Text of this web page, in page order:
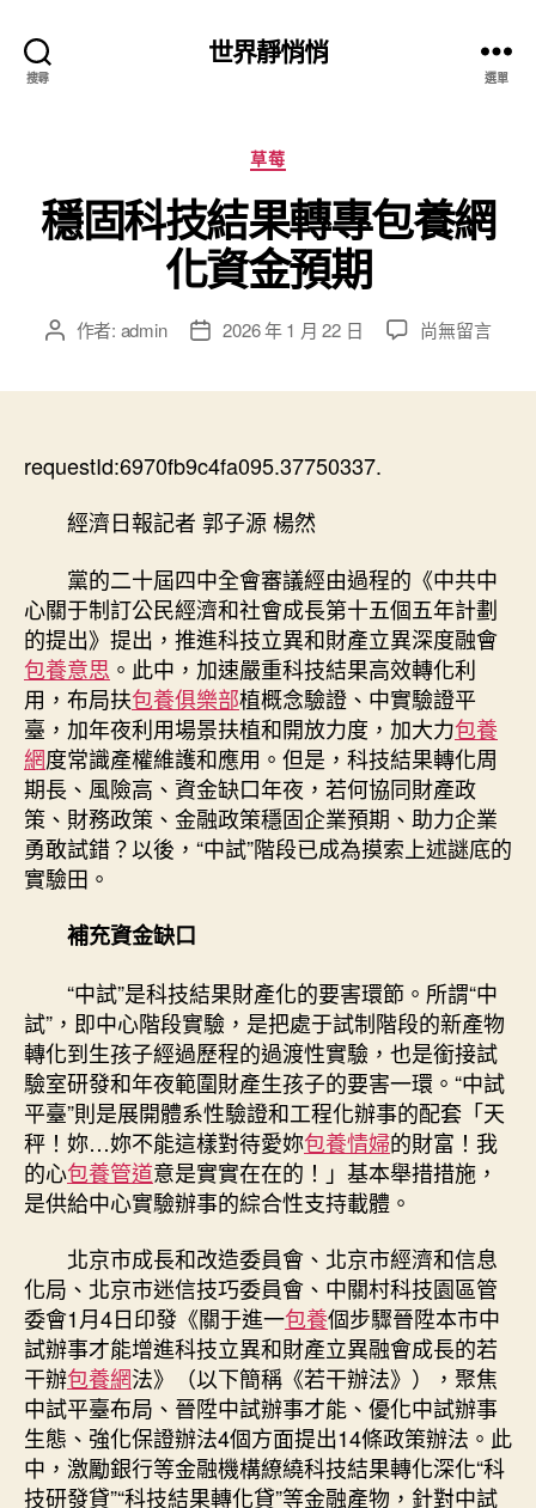
搜尋
世界靜悄悄
選單
分
類
草莓
穩固科技結果轉專包養網
化資金預期
文 作者: admin
文
期
2026 年 1 月 22 日
在
包
養
網
化
資
金
預
期〉
中
尚無留言
requestId:6970fb9c4fa095.37750337.
經濟日報記者 郭子源 楊然
黨的二十屆四中全會審議經由過程的《中共中
心關于制訂公民經濟和社會成長第十五個五年計劃
的提出》提出，推進科技立異和財產立異深度融會
包養意思 。此中，加速嚴重科技結果高效轉化利
用，布局扶包養俱樂部植概念驗證、中實驗證平
臺，加年夜利用場景扶植和開放力度，加大力包養
網度常識產權維護和應用。但是，科技結果轉化周
期長、風險高、資金缺口年夜，若何協同財產政
策、財務政策、金融政策穩固企業預期、助力企業
勇敢試錯？以後，“中試”階段已成為摸索上述謎底的
實驗田。
補充資金缺口
“中試”是科技結果財產化的要害環節。所謂“中
試”，即中心階段實驗，是把處于試制階段的新產物
轉化到生孩子經過歷程的過渡性實驗，也是銜接試
驗室研發和年夜範圍財產生孩子的要害一環。“中試
平臺”則是展開體系性驗證和工程化辦事的配套「天
秤！妳…妳不能這樣對待愛妳包養情婦的財富！我
的心包養管道意是實實在在的！」基本舉措措施，
是供給中心實驗辦事的綜合性支持載體。
北京市成長和改造委員會、北京市經濟和信息
化局、北京市迷信技巧委員會、中關村科技園區管
委會1月4日印發《關于進一包養個步驟晉陞本市中
試辦事才能增進科技立異和財產立異融會成長的若
干辦包養網法》（以下簡稱《若干辦法》），聚焦
中試平臺布局、晉陞中試辦事才能、優化中試辦事
生態、強化保證辦法4個方面提出14條政策辦法。此
中，激勵銀行等金融機構繚繞科技結果轉化深化“科
技研發貸”“科技結果轉化貸”等金融產物，針對中試